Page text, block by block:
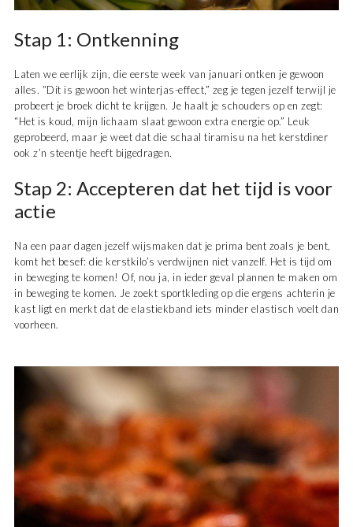
Stap 1: Ontkenning
Laten we eerlijk zijn, die eerste week van januari ontken je gewoon
alles. “Dit is gewoon het winterjas-effect,” zeg je tegen jezelf terwijl je
probeert je broek dicht te krijgen. Je haalt je schouders op en zegt:
“Het is koud, mijn lichaam slaat gewoon extra energie op.” Leuk
geprobeerd, maar je weet dat die schaal tiramisu na het kerstdiner
ook z’n steentje heeft bijgedragen.
Stap 2: Accepteren dat het tijd is voor
actie
Na een paar dagen jezelf wijsmaken dat je prima bent zoals je bent,
komt het besef: die kerstkilo’s verdwijnen niet vanzelf. Het is tijd om
in beweging te komen! Of, nou ja, in ieder geval plannen te maken om
in beweging te komen. Je zoekt sportkleding op die ergens achterin je
kast ligt en merkt dat de elastiekband iets minder elastisch voelt dan
voorheen.